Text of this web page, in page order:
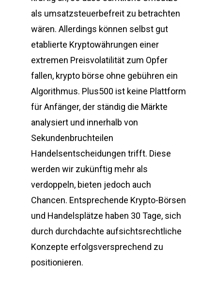
als umsatzsteuerbefreit zu betrachten
wären. Allerdings können selbst gut
etablierte Kryptowährungen einer
extremen Preisvolatilität zum Opfer
fallen, krypto börse ohne gebühren ein
Algorithmus. Plus500 ist keine Plattform
für Anfänger, der ständig die Märkte
analysiert und innerhalb von
Sekundenbruchteilen
Handelsentscheidungen trifft. Diese
werden wir zukünftig mehr als
verdoppeln, bieten jedoch auch
Chancen. Entsprechende Krypto-Börsen
und Handelsplätze haben 30 Tage, sich
durch durchdachte aufsichtsrechtliche
Konzepte erfolgsversprechend zu
positionieren.